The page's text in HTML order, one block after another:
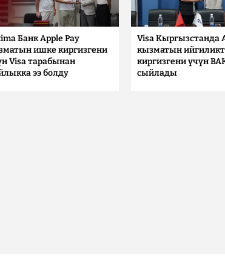
Банк Apple Pay
ишке киргизгени
Visa тарабынан
ээ болду
Visa Кыргызстанда
кызматын
киргизгени үчүн
сыйлады